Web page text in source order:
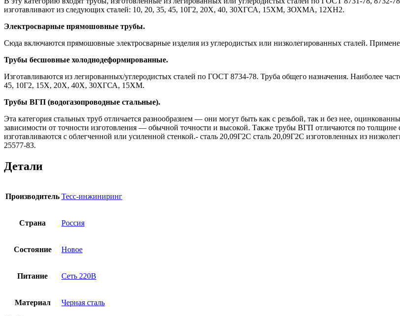
изготавливают из следующих сталей: 10, 20, 35, 45, 10Г2, 20Х, 40, 30ХГСА, 15ХМ, ЗОХМА, 12ХН2.
Электросварные прямошовные трубы.
Сюда включаются прямошовные электросварные изделия из углеродистых или низколегированных сталей.
Трубы бесшовные холоднодеформированные.
Изготавливаются из легированных/углеродистых сталей по ГОСТ 8734-78. Труба общего назначения. Наиболее
45, 10Г2, 15Х, 20Х, 40Х, 30ХГСА, 15ХМ.
Трубы ВГП (водогазопроводные стальные).
Эта категория стальных труб отличается разнообразием — они могут быть как с резьбой, так и без нее,
зависимости от точности изготовления — обычной точности и высокой. Также трубы ВГП отличаются по
изготавливаются с облегченной или усиленной стенкой.- сталь 20,09Г2С сталь 20,09Г2С изготовленных из
25577-83.
Детали
Производитель Тесс-инжиниринг
Страна Россия
Состояние Новое
Питание Сеть 220В
Материал Черная сталь